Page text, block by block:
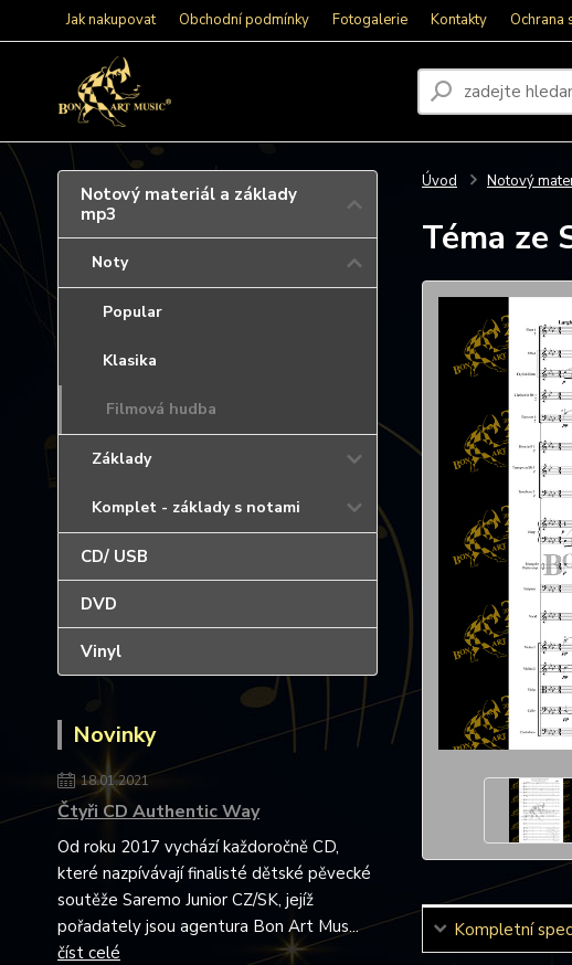
Jak nakupovat Obchodní podmínky Fotogalerie Kontakty Ochrana
Notový materiál a základy
mp3
Noty
Popular
Klasika
Filmová hudba
Základy
Komplet - základy s notami
CD/ USB
DVD
Vinyl
Novinky
18.01.2021
Čtyři CD Authentic Way
Od roku 2017 vychází každoročně CD,
které nazpívávají finalisté dětské pěvecké
soutěže Saremo Junior CZ/SK, jejíž
pořadately jsou agentura Bon Art Mus...
číst celé
Úvod Notový
Téma ze
Kompletní